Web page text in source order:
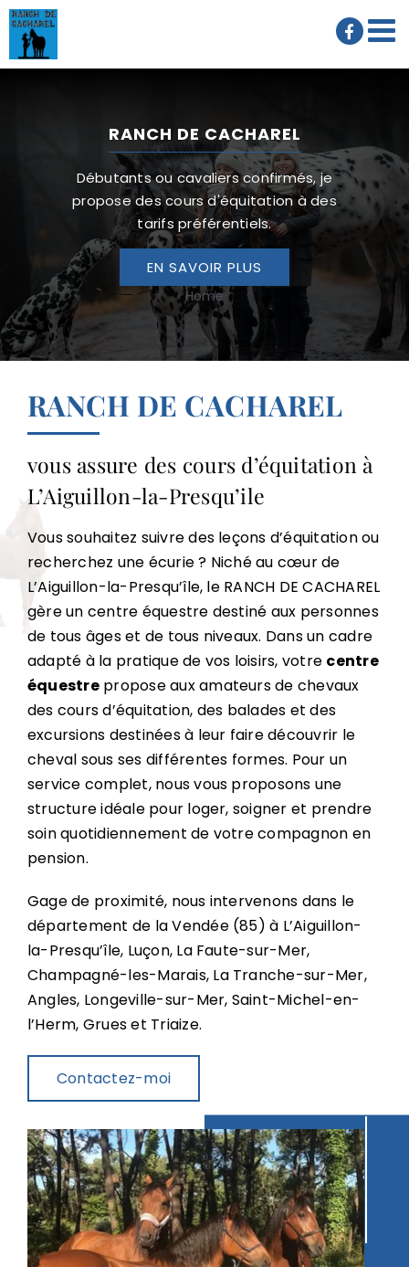
Passer
contenu
RANCH DE CACHAREL
Débutants ou cavaliers confirmés, je
propose des cours d'équitation à des
tarifs préférentiels.
EN SAVOIR PLUS
Home
RANCH DE CACHAREL
vous assure des cours d’équitation à
L’Aiguillon-la-Presqu’ile
Vous souhaitez suivre des leçons d’équitation ou
recherchez une écurie ? Niché au cœur de
L’Aiguillon-la-Presqu’île, le RANCH DE CACHAREL
gère un centre équestre destiné aux personnes
de tous âges et de tous niveaux. Dans un cadre
adapté à la pratique de vos loisirs, votre centre
équestrepropose aux amateurs de chevaux
des cours d’équitation, des balades et des
excursions destinées à leur faire découvrir le
cheval sous ses différentes formes. Pour un
service complet, nous vous proposons une
structure idéale pour loger, soigner et prendre
soin quotidiennement de votre compagnon en
pension.
Gage de proximité, nous intervenons dans le
département de la Vendée (85) à L’Aiguillon-
la-Presqu’île, Luçon, La Faute-sur-Mer,
Champagné-les-Marais, La Tranche-sur-Mer,
Angles, Longeville-sur-Mer, Saint-Michel-en-
l’Herm, Grues et Triaize.
Contactez-moi